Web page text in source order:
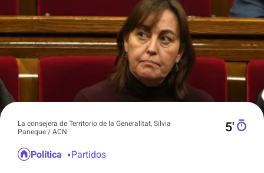
La consejera de Territorio de la Generalitat, Sílvia
Paneque / ACN
5′
Política Partidos